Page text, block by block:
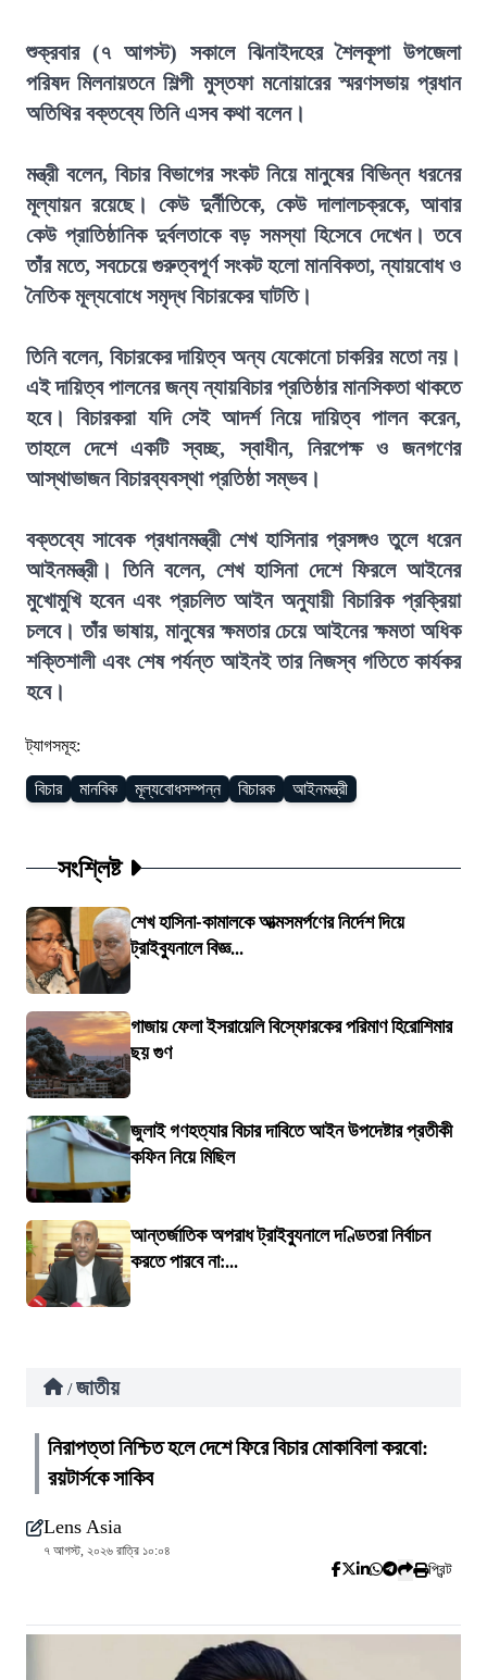
শুক্রবার (৭ আগস্ট) সকালে ঝিনাইদহের শৈলকূপা উপজেলা
পরিষদ মিলনায়তনে শিল্পী মুস্তফা মনোয়ারের স্মরণসভায় প্রধান
অতিথির বক্তব্যে তিনি এসব কথা বলেন।
মন্ত্রী বলেন, বিচার বিভাগের সংকট নিয়ে মানুষের বিভিন্ন ধরনের
মূল্যায়ন রয়েছে। কেউ দুর্নীতিকে, কেউ দালালচক্রকে, আবার
কেউ প্রাতিষ্ঠানিক দুর্বলতাকে বড় সমস্যা হিসেবে দেখেন। তবে
তাঁর মতে, সবচেয়ে গুরুত্বপূর্ণ সংকট হলো মানবিকতা, ন্যায়বোধ ও
নৈতিক মূল্যবোধে সমৃদ্ধ বিচারকের ঘাটতি।
তিনি বলেন, বিচারকের দায়িত্ব অন্য যেকোনো চাকরির মতো নয়।
এই দায়িত্ব পালনের জন্য ন্যায়বিচার প্রতিষ্ঠার মানসিকতা থাকতে
হবে। বিচারকরা যদি সেই আদর্শ নিয়ে দায়িত্ব পালন করেন,
তাহলে দেশে একটি স্বচ্ছ, স্বাধীন, নিরপেক্ষ ও জনগণের
আস্থাভাজন বিচারব্যবস্থা প্রতিষ্ঠা সম্ভব।
বক্তব্যে সাবেক প্রধানমন্ত্রী শেখ হাসিনার প্রসঙ্গও তুলে ধরেন
আইনমন্ত্রী। তিনি বলেন, শেখ হাসিনা দেশে ফিরলে আইনের
মুখোমুখি হবেন এবং প্রচলিত আইন অনুযায়ী বিচারিক প্রক্রিয়া
চলবে। তাঁর ভাষায়, মানুষের ক্ষমতার চেয়ে আইনের ক্ষমতা অধিক
শক্তিশালী এবং শেষ পর্যন্ত আইনই তার নিজস্ব গতিতে কার্যকর
হবে।
ট্যাগসমূহ:
বিচার মানবিক মূল্যবোধসম্পন্ন বিচারক আইনমন্ত্রী
সংশ্লিষ্ট
শেখ হাসিনা-কামালকে আত্মসমর্পণের নির্দেশ দিয়ে
ট্রাইব্যুনালে বিজ্ঞ...
গাজায় ফেলা ইসরায়েলি বিস্ফোরকের পরিমাণ হিরোশিমার
ছয় গুণ
জুলাই গণহত্যার বিচার দাবিতে আইন উপদেষ্টার প্রতীকী
কফিন নিয়ে মিছিল
আন্তর্জাতিক অপরাধ ট্রাইব্যুনালে দণ্ডিতরা নির্বাচন
করতে পারবে না:...
/ জাতীয়
নিরাপত্তা নিশ্চিত হলে দেশে ফিরে বিচার মোকাবিলা করবো:
রয়টার্সকে সাকিব
Lens Asia
৭ আগস্ট, ২০২৬ রাত্রি ১০:০৪
প্রিন্ট